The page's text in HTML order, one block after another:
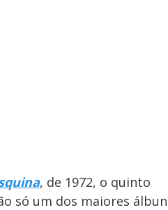
, de 1972, o quinto
só um dos maiores